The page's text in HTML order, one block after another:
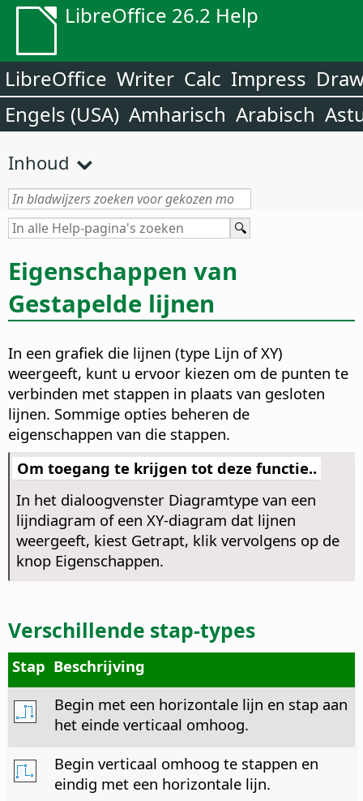
LibreOffice 26.2 Help
LibreOffice Writer Calc Impress
Engels (USA) Amharisch Arabisch
Inhoud
Eigenschappen van
Gestapelde lijnen
In een grafiek die lijnen (type Lijn of XY)
weergeeft, kunt u ervoor kiezen om de punten te
verbinden met stappen in plaats van gesloten
lijnen. Sommige opties beheren de
eigenschappen van die stappen.
Om toegang te krijgen tot deze functie..
In het dialoogvenster Diagramtype van een
lijndiagram of een XY-diagram dat lijnen
weergeeft, kiest Getrapt, klik vervolgens op de
knop Eigenschappen.
Verschillende stap-types
Stap Beschrijving
Begin met een horizontale lijn en stap aan
het einde verticaal omhoog.
Begin verticaal omhoog te stappen en
eindig met een horizontale lijn.